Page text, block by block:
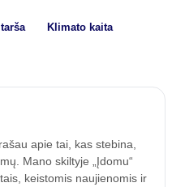
Klimato kaita
apie tai, kas stebina,
Mano skiltyje „Įdomu“
keistomis naujienomis ir